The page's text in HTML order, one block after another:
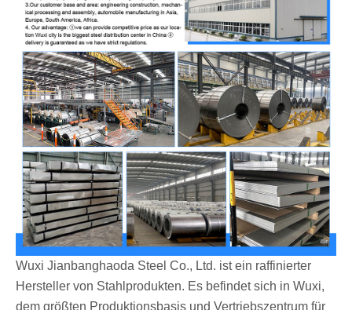
Wuxi Jianbanghaoda Steel Co., Ltd. ist ein raffinierter
Hersteller von Stahlprodukten. Es befindet sich in Wuxi,
dem größten Produktionsbasis und Vertriebszentrum für